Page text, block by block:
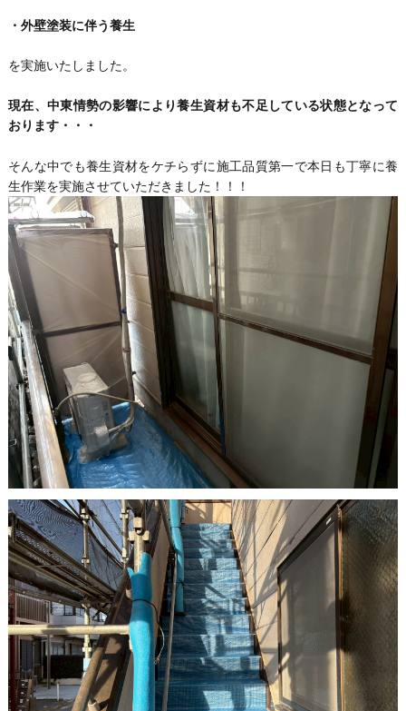
・外壁塗装に伴う養生
を実施いたしました。
現在、中東情勢の影響により養生資材も不足している状態となって
おります・・・
そんな中でも養生資材をケチらずに施工品質第一で本日も丁寧に養
生作業を実施させていただきました！！！